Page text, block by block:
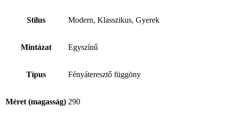
Stílus Modern, Klasszikus, Gyerek
Mintázat Egyszínű
Típus Fényáteresztő függöny
Méret (magasság) 290